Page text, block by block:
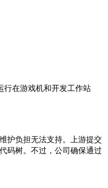
在游戏机和开发工作站
护负担无法支持。上游提交
码树。不过，公司确保通过